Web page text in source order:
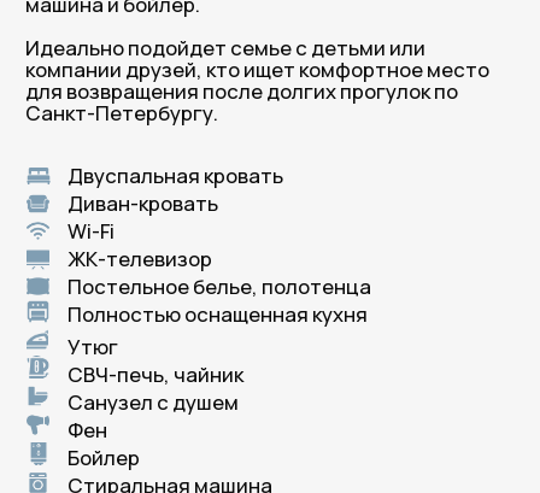
В Петербург приезжают
снова. И к нам — тоже!
Честные слова гостей, которые нам доверились